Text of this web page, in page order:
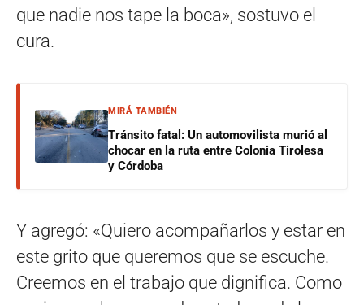
que nadie nos tape la boca», sostuvo el
cura.
MIRÁ TAMBIÉN
Tránsito fatal: Un automovilista murió al
chocar en la ruta entre Colonia Tirolesa
y Córdoba
Y agregó: «Quiero acompañarlos y estar en
este grito que queremos que se escuche.
Creemos en el trabajo que dignifica. Como